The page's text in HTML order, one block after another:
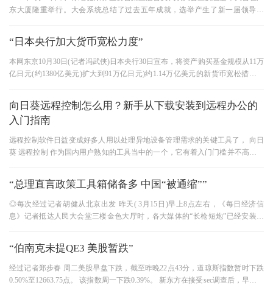
东大厦隆重举行。大会系统总结了过去五年成就，选举产生了新一届领导机
“日本央行加大货币宽松力度”
本网东京10月30日(记者冯武侠)日本央行30日宣布，将资产购买基金规模从11万
亿日元(约1380亿美元)扩大到91万亿日元)约1.14万亿美元的新货币宽松措施。
向日葵远程控制怎么用？新手从下载安装到远程办公的
入门指南
远程控制软件日益变成好多人用以处理异地设备管理需求的关键工具了， 向日
葵 远程控制 作为国内用户熟知的工具当中的一个，它有着入门门槛并不高、功
“总理直言政策工具箱储备多 中国“被通缩””
◎每次经过记者胡健从北京出发 昨天( 3月15日)早上8点左右，《每日经济信
息》记者抵达人民大会堂三楼金色大厅时，各大媒体的“长枪短炮”已经安装完
“伯南克未提QE3 美股暂跌”
经过记者郑步春 周二美股早盘下跌，截至昨晚22点43分，道琼斯指数暂时下跌
0.50%至12663.75点。 该指数周一下跌0.39%。 新东方在接受sec调查后，早盘一